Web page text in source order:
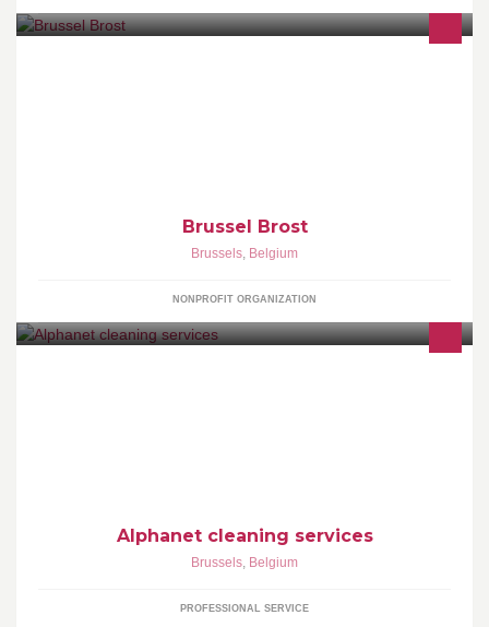
Brussel Brost
Brussels, Belgium
NONPROFIT ORGANIZATION
Alphanet cleaning services
Brussels, Belgium
PROFESSIONAL SERVICE